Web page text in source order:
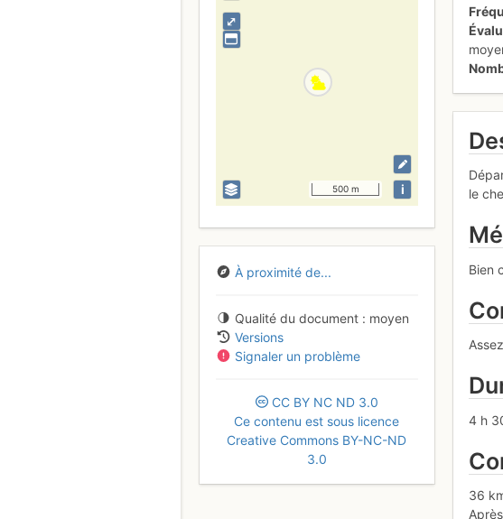
⤢
500 m i
À proximité de...
Qualité du document
moyen
Versions
Signaler un problème
CC BY NC ND 3.0
Ce contenu est sous licence
Creative Commons BY-NC-ND
3.0
le
Bien
4 h
36